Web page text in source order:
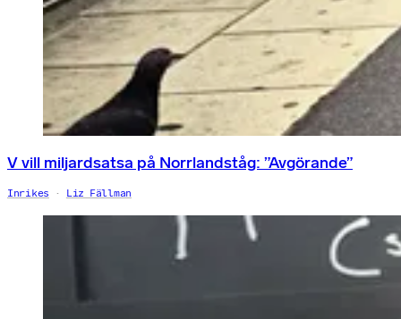
V vill miljardsatsa på Norrlandståg: ”Avgörande”
Inrikes Liz Fällman